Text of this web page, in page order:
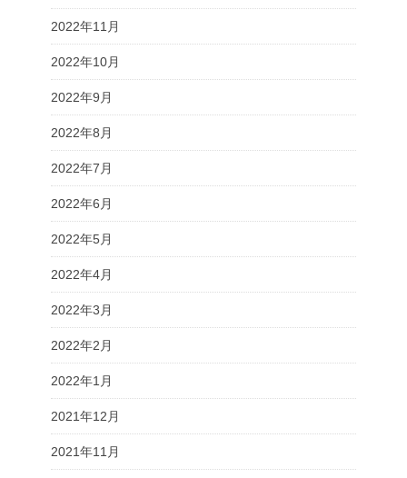
2022年11月
2022年10月
2022年9月
2022年8月
2022年7月
2022年6月
2022年5月
2022年4月
2022年3月
2022年2月
2022年1月
2021年12月
2021年11月